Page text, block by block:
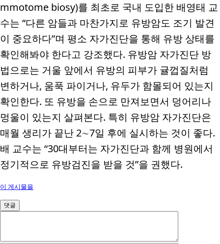
mmotome biosy)를 최초로 국내 도입한 배영태 교
수는 “다른 암들과 마찬가지로 유방암도 조기 발견
이 중요하다”며 평소 자가진단을 통해 유방 상태를
확인해봐야 한다고 강조했다. 유방암 자가진단 방
법으로는 거울 앞에서 유방의 피부가 귤껍질처럼
변하거나, 움푹 파이거나, 유두가 함몰되어 있는지
확인한다. 또 유방을 손으로 만져보면서 덩어리나
멍울이 있는지 살펴본다. 특히 유방암 자가진단은
매월 생리가 끝난 2∼7일 후에 실시하는 것이 좋다.
배 교수는 “30대부터는 자가진단과 함께 병원에서
정기적으로 유방검진을 받을 것”을 권했다.
이 게시물을
댓글